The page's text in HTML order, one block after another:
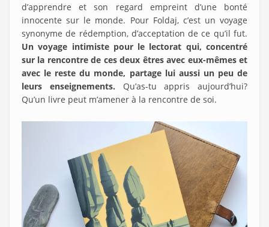
d’apprendre et son regard empreint d’une bonté
innocente sur le monde. Pour Foldaj, c’est un voyage
synonyme de rédemption, d’acceptation de ce qu’il fut.
Un voyage intimiste pour le lectorat qui, concentré
sur la rencontre de ces deux êtres avec eux-mêmes et
avec le reste du monde, partage lui aussi un peu de
leurs enseignements. Qu’as-tu appris aujourd’hui?
Qu’un livre peut m’amener à la rencontre de soi.